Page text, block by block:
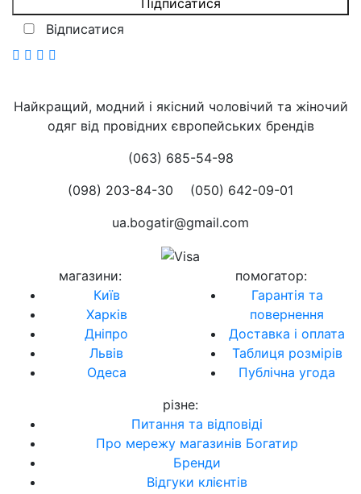
Відписатися
Найкращий, модний і якісний чоловічий та жіночий
одяг від провідних європейських брендів
(063) 685-54-98
(098) 203-84-30
(050) 642-09-01
ua.bogatir@gmail.com
магазини:
Київ
Харків
Дніпро
Львів
Одеса
помогатор:
Гарантія та
повернення
Доставка і оплата
Таблиця розмірів
Публічна угода
різне:
Питання та відповіді
Про мережу магазинів Богатир
Бренди
Відгуки клієнтів